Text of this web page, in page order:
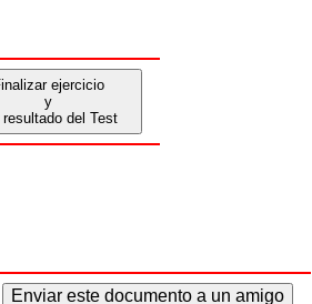
ejercicio
y
resultado del Test